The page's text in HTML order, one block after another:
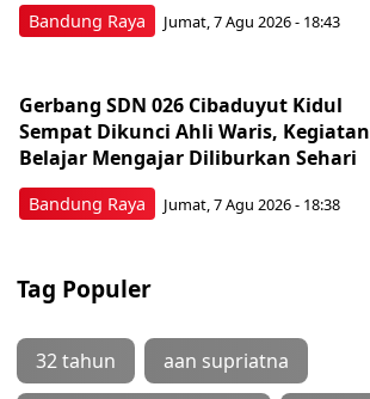
Bandung Raya Jumat, 7 Agu 2026 - 18:43
Bandung Raya
Gerbang SDN 026 Cibaduyut Kidul
Sempat Dikunci Ahli Waris, Kegiatan
Belajar Mengajar Diliburkan Sehari
Jumat, 7 Agu 2026 - 18:38
Tag Populer
32 tahun aan supriatna